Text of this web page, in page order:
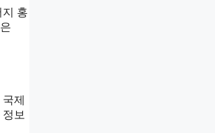
홍
제
보